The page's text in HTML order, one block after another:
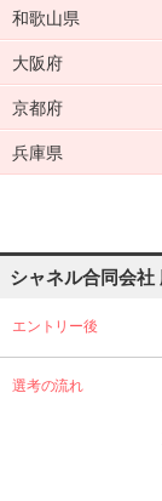
和歌山県
大阪府
京都府
兵庫県
シャネル合同会社
エントリー後
選考の流れ